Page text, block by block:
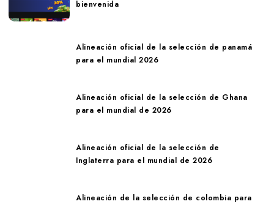
bienvenida
Alineación oficial de la selección de panamá
para el mundial 2026
Alineación oficial de la selección de Ghana
para el mundial de 2026
Alineación oficial de la selección de
Inglaterra para el mundial de 2026
Alineación de la selección de colombia para